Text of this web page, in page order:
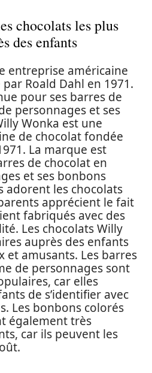
chocolats les plus
des enfants
entreprise américaine
Roald Dahl en 1971.
pour ses barres de
personnages et ses
Wonka est une
de chocolat fondée
La marque est
de chocolat en
et ses bonbons
adorent les chocolats
apprécient le fait
fabriqués avec des
Les chocolats Willy
auprès des enfants
et amusants. Les barres
de personnages sont
car elles
de s’identifier avec
Les bonbons colorés
également très
car ils peuvent les